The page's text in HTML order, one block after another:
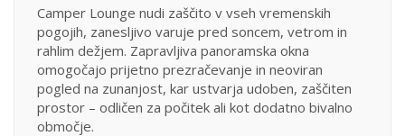
Camper Lounge nudi zaščito v vseh vremenskih
pogojih, zanesljivo varuje pred soncem, vetrom in
rahlim dežjem. Zapravljiva panoramska okna
omogočajo prijetno prezračevanje in neoviran
pogled na zunanjost, kar ustvarja udoben, zaščiten
prostor – odličen za počitek ali kot dodatno bivalno
območje.